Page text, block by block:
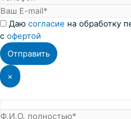
Даю согласие на обработку
с офертой
×